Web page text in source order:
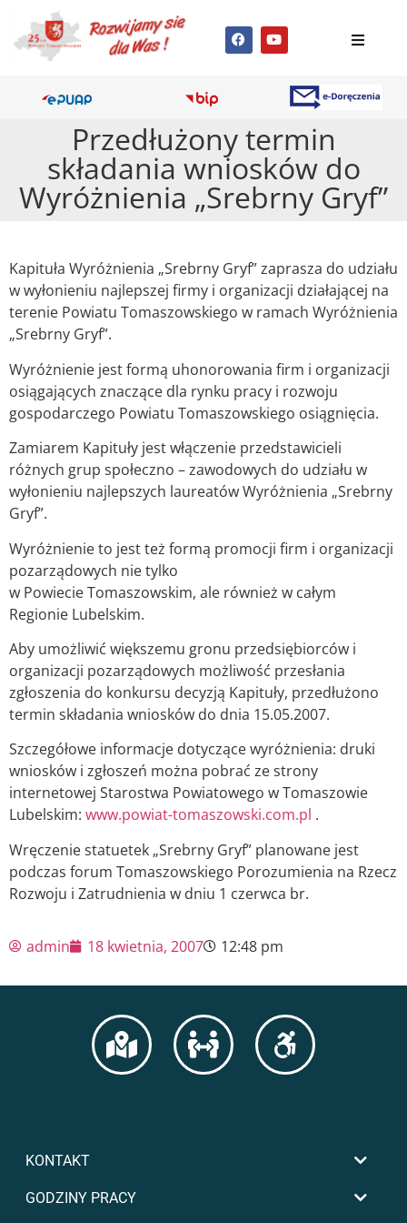
Przedłużony termin
składania wniosków do
Wyróżnienia „Srebrny Gryf”
Kapituła Wyróżnienia „Srebrny Gryf” zaprasza do udziału
w wyłonieniu najlepszej firmy i organizacji działającej na
terenie Powiatu Tomaszowskiego w ramach Wyróżnienia
„Srebrny Gryf”.
Wyróżnienie jest formą uhonorowania firm i organizacji
osiągających znaczące dla rynku pracy i rozwoju
gospodarczego Powiatu Tomaszowskiego osiągnięcia.
Zamiarem Kapituły jest włączenie przedstawicieli
różnych grup społeczno – zawodowych do udziału w
wyłonieniu najlepszych laureatów Wyróżnienia „Srebrny
Gryf”.
Wyróżnienie to jest też formą promocji firm i organizacji
pozarządowych nie tylko
w Powiecie Tomaszowskim, ale również w całym
Regionie Lubelskim.
Aby umożliwić większemu gronu przedsiębiorców i
organizacji pozarządowych możliwość przesłania
zgłoszenia do konkursu decyzją Kapituły, przedłużono
termin składania wniosków do dnia 15.05.2007.
Szczegółowe informacje dotyczące wyróżnienia: druki
wniosków i zgłoszeń można pobrać ze strony
internetowej Starostwa Powiatowego w Tomaszowie
Lubelskim: www.powiat-tomaszowski.com.pl .
Wręczenie statuetek „Srebrny Gryf” planowane jest
podczas forum Tomaszowskiego Porozumienia na Rzecz
Rozwoju i Zatrudnienia w dniu 1 czerwca br.
admin 18 kwietnia, 2007 12:48 pm
KONTAKT
GODZINY PRACY